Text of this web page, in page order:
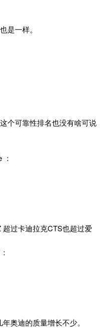
是一样。
个可靠性排名也没有啥可说
过卡迪拉克CTS也超过爱
奥迪的质量增长不少。